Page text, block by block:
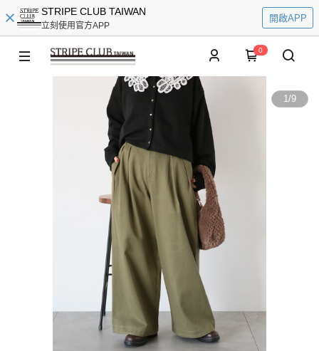
STRIPE CLUB TAIWAN
立刻使用官方APP
開啟APP
0
1/9